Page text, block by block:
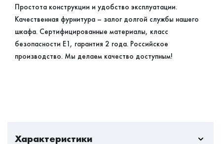
Простота конструкции и удобство эксплуатации.
Качественная фурнитура – залог долгой службы нашего
шкафа. Сертифицированные материалы, класс
безопасности Е1, гарантия 2 года. Российское
производство. Мы делаем качество доступным!
Характеристики